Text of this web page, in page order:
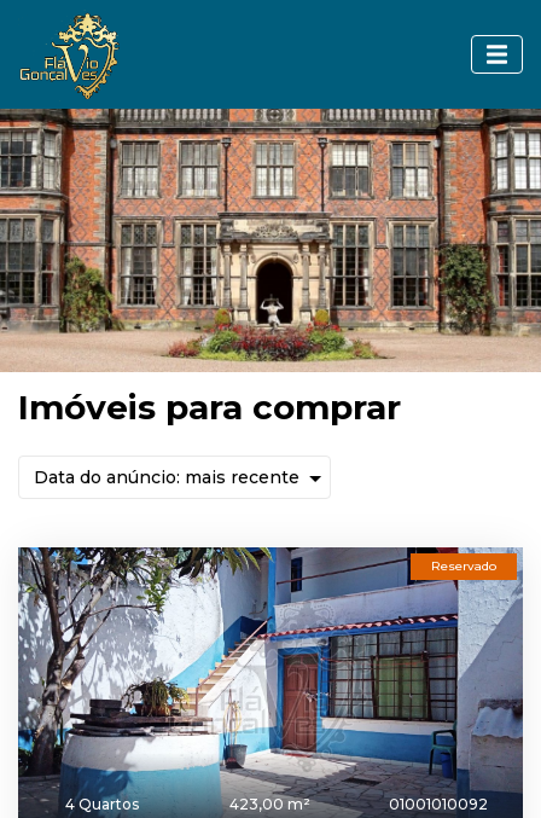
Imóveis para comprar
Reservado
4 Quartos 423,00 m² 01001010092